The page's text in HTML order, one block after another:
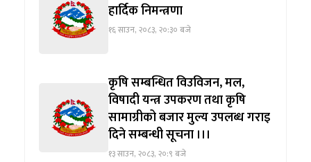
हार्दिक निमन्त्रणा
१६ साउन, २०८३, २०:३० बजे
कृषि सम्बन्धित विउविजन, मल,
विषादी यन्त्र उपकरण तथा कृषि
सामाग्रीको बजार मुल्य उपलब्ध गराइ
दिने सम्बन्धी सूचना ।।।
१३ साउन, २०८३, २०:९ बजे